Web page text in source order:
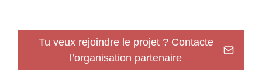
Tu veux rejoindre le projet ? Contacte
l’organisation partenaire